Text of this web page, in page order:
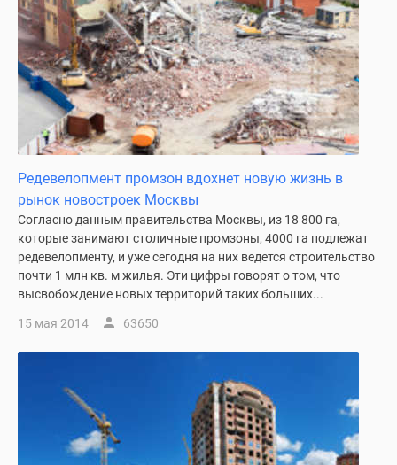
Редевелопмент промзон вдохнет новую жизнь в
рынок новостроек Москвы
Согласно данным правительства Москвы, из 18 800 га,
которые занимают столичные промзоны, 4000 га подлежат
редевелопменту, и уже сегодня на них ведется строительство
почти 1 млн кв. м жилья. Эти цифры говорят о том, что
высвобождение новых территорий таких больших...
15 мая 2014 63650